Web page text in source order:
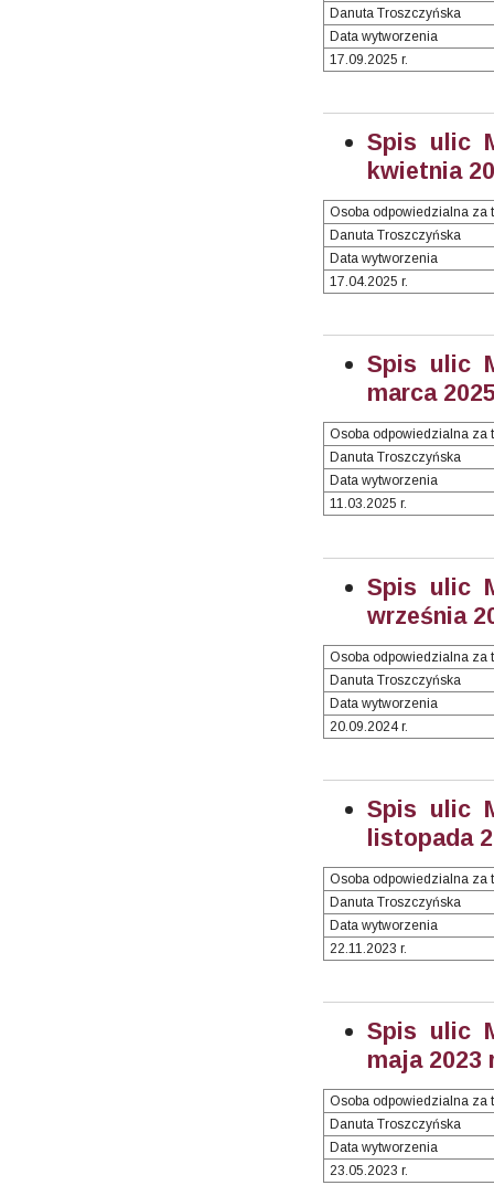
Danuta Troszczyńska
Data wytworzenia
17.09.2025 r.
Spis ulic
kwietnia
Osoba odpowiedzialna za
Danuta Troszczyńska
Data wytworzenia
17.04.2025 r.
Spis ulic
marca
Osoba odpowiedzialna za
Danuta Troszczyńska
Data wytworzenia
11.03.2025 r.
Spis ulic
września
Osoba odpowiedzialna za
Danuta Troszczyńska
Data wytworzenia
20.09.2024 r.
Spis ulic
listopada
Osoba odpowiedzialna za
Danuta Troszczyńska
Data wytworzenia
22.11.2023 r.
Spis ulic
maja 2023
Osoba odpowiedzialna za
Danuta Troszczyńska
Data wytworzenia
23.05.2023 r.